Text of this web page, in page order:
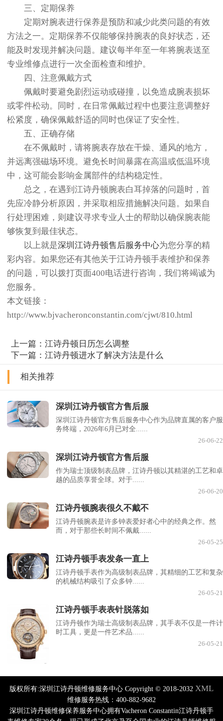
三、定期保养
定期对腕表进行保养是预防和减少此类问题的有效
方法之一。定期保养不仅能够保持腕表的良好状态，还
能及时发现并解决问题。建议每半年至一年将腕表送至
专业维修点进行一次全面检查和维护。
四、注意佩戴方式
佩戴时要避免剧烈运动或碰撞，以免造成腕表损坏
或零件松动。同时，在日常佩戴过程中也要注意调整好
松紧度，确保佩戴舒适的同时也保证了安全性。
五、正确存储
在不佩戴时，请将腕表存放在干燥、通风的地方，
并远离强磁场环境。避免长时间暴露在高温或低温环境
中，这可能会影响金属部件的结构稳定性。
总之，在遇到江诗丹顿腕表白耳掉落的问题时，首
先应冷静分析原因，并采取相应措施解决问题。如果自
行处理困难，则建议寻求专业人士的帮助以确保腕表能
够恢复到最佳状态。
以上就是深圳江诗丹顿售后服务中心为您分享的精
彩内容。如果您还有其他关于江诗丹顿手表维护和保养
的问题，可以拨打页面400电话进行咨询，我们将竭诚为
您服务。
本文链接：
http://www.bjvacheronconstantin.com/cjwt/810.html
上一篇：江诗丹顿日历怎么调整
下一篇：江诗丹顿进水了解决方法是什么
相关推荐
深圳江诗丹顿官方售后服
深圳江诗丹顿官方售后服务中心作为品牌直属的客户服
务终端，2026年6月已对全......
26-06-22
深圳江诗丹顿官方售后服
作为瑞士顶级制表品牌，江诗丹顿以其精湛的工艺和卓
越的品质享誉全球。对于......
26-06-20
江诗丹顿腕表很久不戴不
江诗丹顿腕表是许多钟表爱好者心中的经典之作。然
而，对于那些长时间不佩戴......
26-05-25
江诗丹顿手表发条一直上
江诗丹顿手表作为高级制表品牌，其精细的工艺和复杂
的机械结构吸引了众多钟......
26-05-21
江诗丹顿手表表针脱落如
江诗丹顿作为瑞士高级制表品牌，其手表不仅是一件计
时工具，更是一件艺术品......
26-05-21
版权所有:深圳江诗丹顿维修服务中心 Copyright © 2018-2032 XML
维修服务热线：400-882-9682
深圳江诗丹顿维修保养服务中心拥有Vacheron Constantin江诗丹顿手